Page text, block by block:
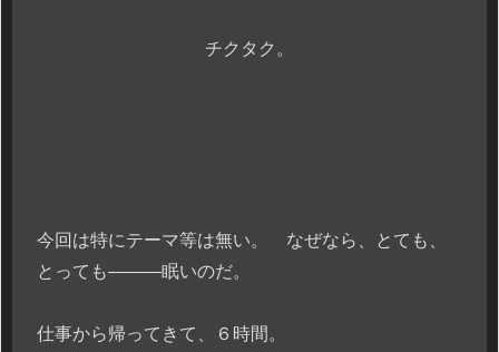
チクタク。
今回は特にテーマ等は無い。 なぜなら、とても、
とっても―――眠いのだ。
仕事から帰ってきて、６時間。